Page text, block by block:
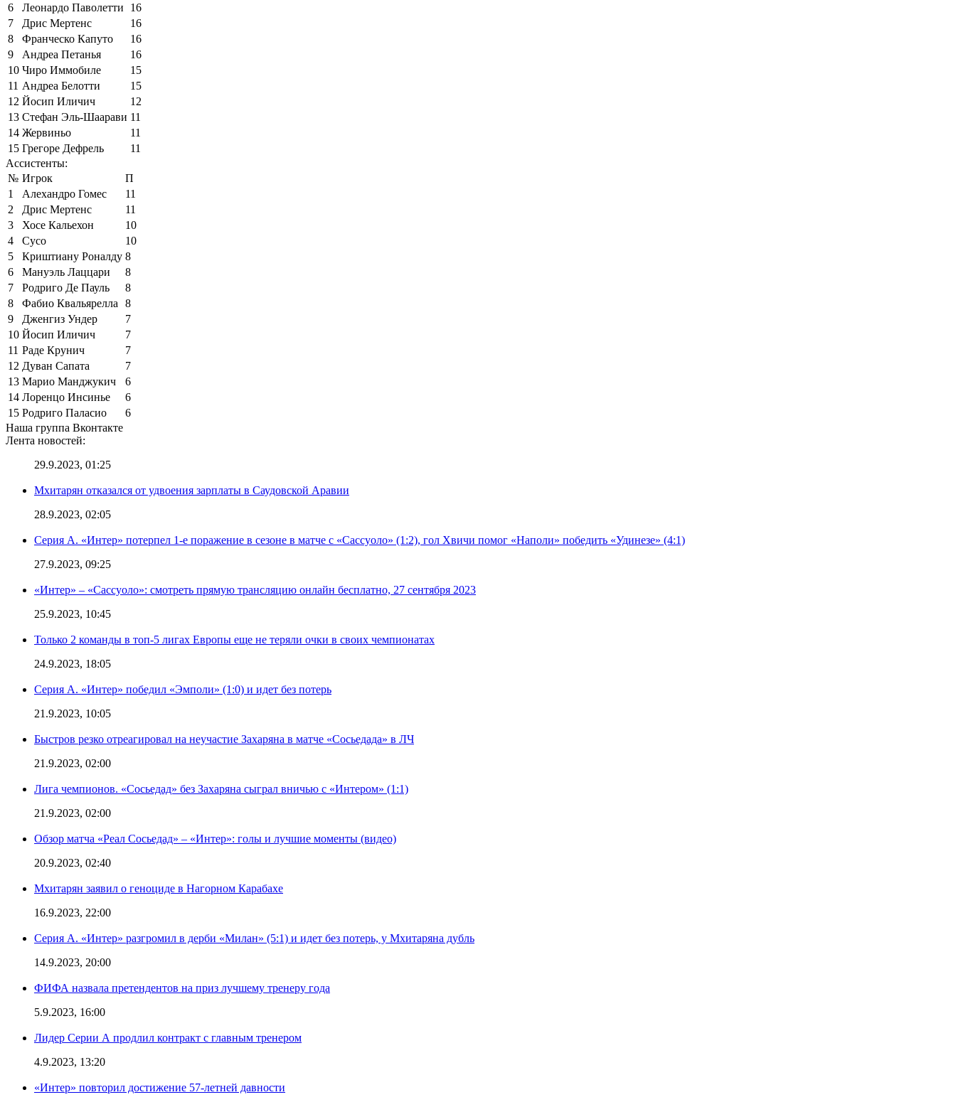
6
Леонардо Паволетти
16
7
Дрис Мертенс
16
8
Франческо Капуто
16
9
Андреа Петанья
16
10 Чиро Иммобиле
15
11 Андреа Белотти
15
12 Йосип Иличич
12
13 Стефан Эль-Шаарави 11
14 Жервиньо
11
15 Грегоре Дефрель
11
Ассистенты:
№ Игрок
П
1
Алехандро Гомес
11
2
Дрис Мертенс
11
3
Хосе Кальехон
10
4
Сусо
10
5
Криштиану Роналду 8
6
Мануэль Лаццари
8
7
Родриго Де Пауль
8
8
Фабио Квальярелла
8
9
Дженгиз Ундер
7
10 Йосип Иличич
7
11 Раде Крунич
7
12 Дуван Сапата
7
13 Марио Манджукич
6
14 Лоренцо Инсинье
6
15 Родриго Паласио
6
Наша группа Вконтакте
Лента новостей:
29.9.2023, 01:25
Мхитарян отказался от удвоения зарплаты в Саудовской Аравии
28.9.2023, 02:05
Серия А. «Интер» потерпел 1-е поражение в сезоне в матче с «Сассуоло» (1:2), гол Хвичи помог «Наполи» победить «Удинезе» (4:1)
27.9.2023, 09:25
«Интер» – «Сассуоло»: смотреть прямую трансляцию онлайн бесплатно, 27 сентября 2023
25.9.2023, 10:45
Только 2 команды в топ-5 лигах Европы еще не теряли очки в своих чемпионатах
24.9.2023, 18:05
Серия А. «Интер» победил «Эмполи» (1:0) и идет без потерь
21.9.2023, 10:05
Быстров резко отреагировал на неучастие Захаряна в матче «Сосьедада» в ЛЧ
21.9.2023, 02:00
Лига чемпионов. «Сосьедад» без Захаряна сыграл вничью с «Интером» (1:1)
21.9.2023, 02:00
Обзор матча «Реал Сосьедад» – «Интер»: голы и лучшие моменты (видео)
20.9.2023, 02:40
Мхитарян заявил о геноциде в Нагорном Карабахе
16.9.2023, 22:00
Серия А. «Интер» разгромил в дерби «Милан» (5:1) и идет без потерь, у Мхитаряна дубль
14.9.2023, 20:00
ФИФА назвала претендентов на приз лучшему тренеру года
5.9.2023, 16:00
Лидер Серии А продлил контракт с главным тренером
4.9.2023, 13:20
«Интер» повторил достижение 57-летней давности